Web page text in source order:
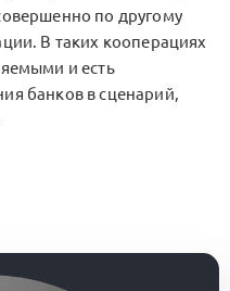
по другому
В таких кооперациях
и есть
банков в сценарий,